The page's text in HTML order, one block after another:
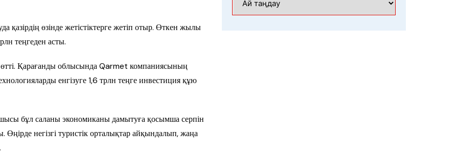
өзінде жетістіктерге жетіп отыр. Өткен жылы
теңгеден асты.
Қарағанды облысында Qarmet компаниясының
енгізуге 1,6 трлн теңге инвестиция құю
бұл саланы экономиканы дамытуға қосымша серпін
Өңірде негізгі туристік орталықтар айқындалып, жаңа